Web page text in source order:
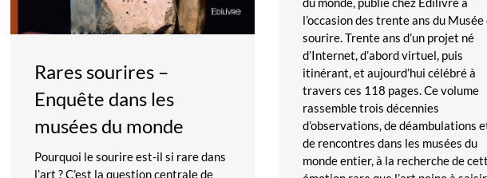
l’occasion des trente ans du Musée
sourire. Trente ans d’un projet né
d’Internet, d’abord virtuel, puis
itinérant, et aujourd’hui célébré à
travers ces 118 pages. Ce volume
rassemble trois décennies
d’observations, de déambulations
de rencontres dans les musées du
monde entier, à la recherche de
Rares sourires –
Enquête dans les
musées du monde
Pourquoi le sourire est-il si rare dans
l’art ? C’est la question centrale de